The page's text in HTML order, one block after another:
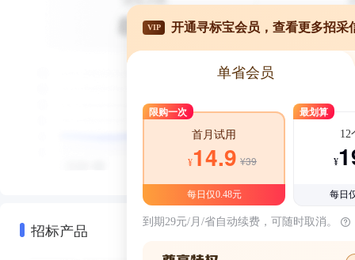
招标产品
VIP 开通寻标宝会员，查看更多招采
单省会员
限购一次
首月试用
¥14.9 ¥39
每日仅0.48元
最划算
12
¥
每日
到期29元/月/省自动续费，可随时取消。